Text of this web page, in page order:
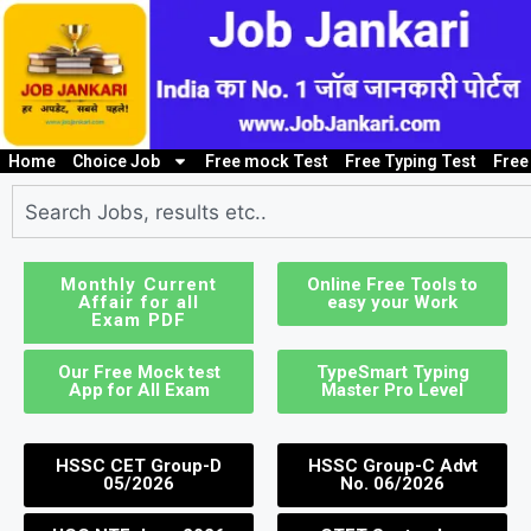
Home Choice Job
10th/ 12th pass job
Free mock Test Free Typing Test
Monthly Current
Affair for all
Exam PDF
Online Free Tools to
easy your Work
Our Free Mock test
App for All Exam
TypeSmart Typing
Master Pro Level
HSSC CET Group-D
05/2026
HSSC Group-C Advt
No. 06/2026